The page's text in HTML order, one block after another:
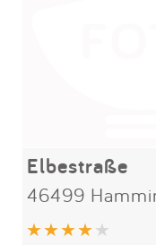
Elbestraße
46499